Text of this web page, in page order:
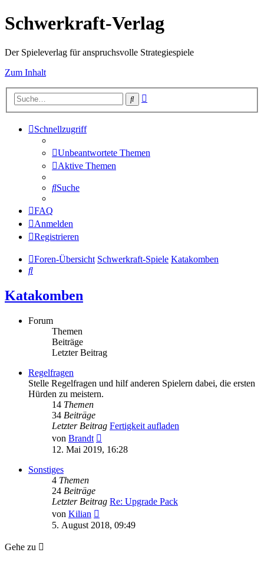
Schwerkraft-Verlag
Der Spieleverlag für anspruchsvolle Strategiespiele
Zum Inhalt
Suche
Schnellzugriff
Unbeantwortete Themen
Aktive Themen
Suche
FAQ
Anmelden
Registrieren
Foren-Übersicht Schwerkraft-Spiele Katakomben
Suche
Katakomben
Forum
Themen
Beiträge
Letzter Beitrag
Regelfragen
Stelle Regelfragen und hilf anderen Spielern dabei, die ersten
Hürden zu meistern.
14 Themen
34 Beiträge
Letzter Beitrag Fertigkeit aufladen
von Brandt
Beitrag
12. Mai 2019, 16:28
Sonstiges
4 Themen
24 Beiträge
Letzter Beitrag Re: Upgrade Pack
von Kilian
Beitrag
5. August 2018, 09:49
Gehe zu